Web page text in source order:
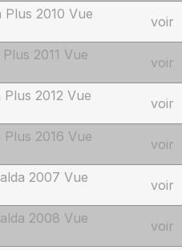
Plus 2010 Vue
voir
2011 Vue
voir
Plus 2012 Vue
voir
Plus 2016 Vue
voir
2007 Vue
voir
2008 Vue
voir